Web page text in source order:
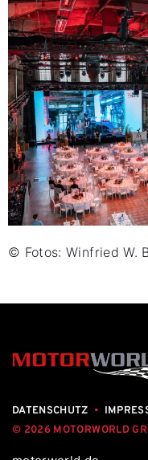
© Fotos: Winfried W.
DATENSCHUTZ •
© 2026 MOTORWORLD